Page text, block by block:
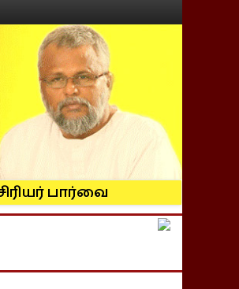
பார்வை